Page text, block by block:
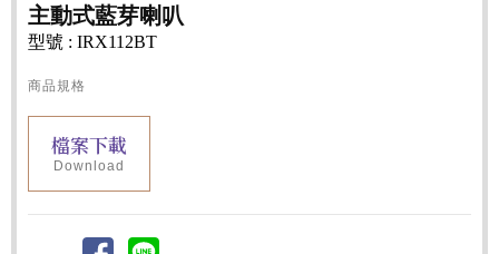
主動式藍芽喇叭
型號 : IRX112BT
商品規格
檔案下載
Download